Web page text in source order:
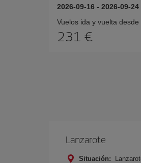
2026-09-16 - 2026-09-24
Vuelos ida y vuelta desde
231 €
Lanzarote
Situación: